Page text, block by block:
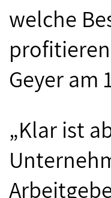
welche
Geyer am
„Klar ist